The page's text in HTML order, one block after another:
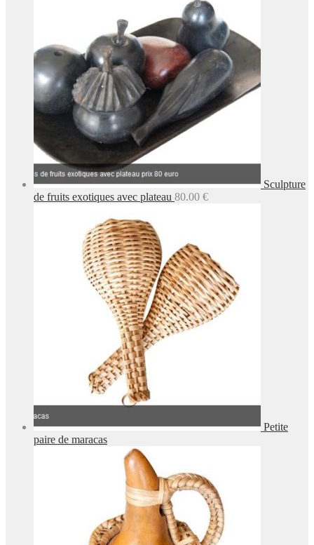
Sculpture
de fruits exotiques avec plateau 80.00 €
Petite
paire de maracas